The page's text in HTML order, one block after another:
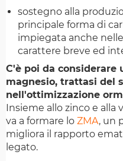
sostegno alla
principale forma di
impiegata anche
carattere breve ed
C'è poi da considerare
magnesio, trattasi del
nell'ottimizzazione
Insieme allo zinco e
va a formare lo ZMA, un
migliora il rapporto
legato.